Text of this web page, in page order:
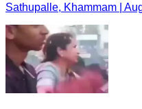
Sathupalle, Khammam |